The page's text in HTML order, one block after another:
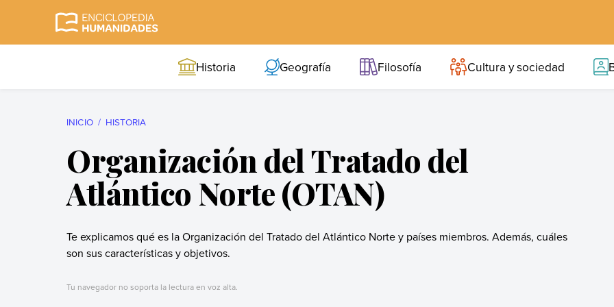
Historia Geografía Filosofía Cultura y sociedad
INICIO HISTORIA
Organización del Tratado del
Atlántico Norte (OTAN)
Te explicamos qué es la Organización del Tratado del Atlántico Norte y países miembros. Además, cuáles
son sus características y objetivos.
Tu navegador no soporta la lectura en voz alta.